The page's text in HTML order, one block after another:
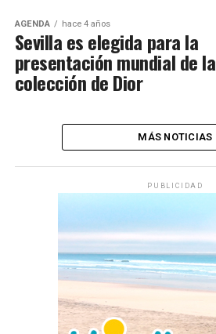
AGENDA hace 4 años
Sevilla es elegida para la
presentación mundial de la
colección de Dior
MÁS NOTICIAS
PUBLICIDAD